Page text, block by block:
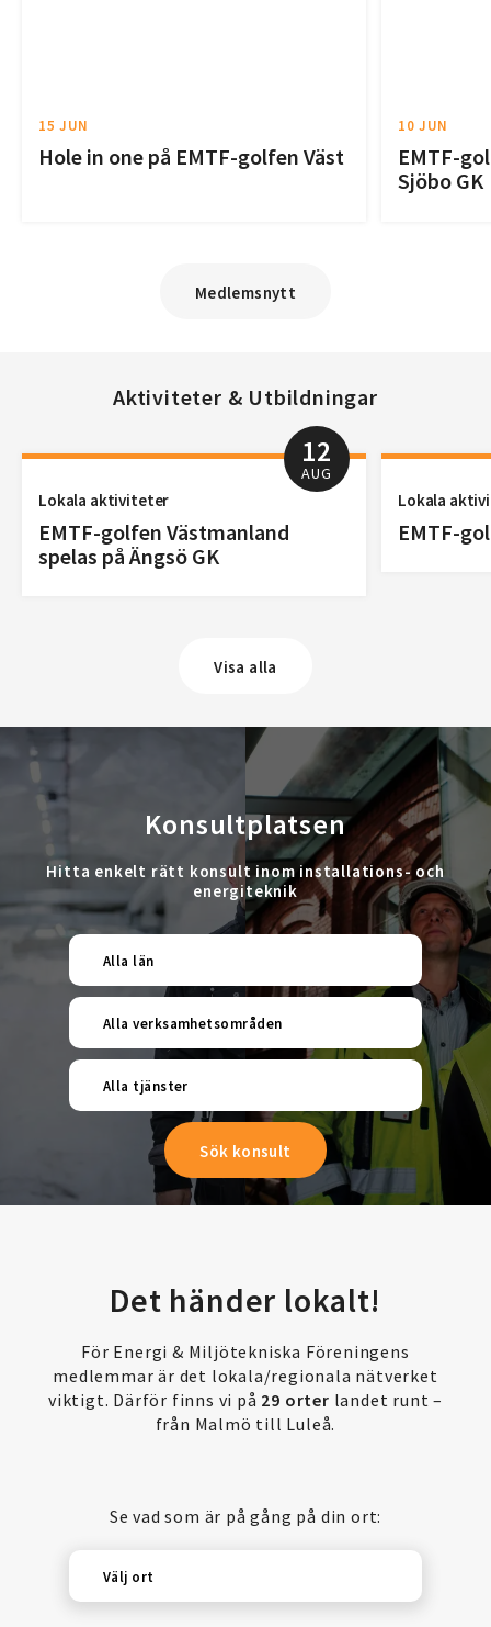
15 JUN
Hole in one på EMTF-golfen Väst
10 JUN
EMTF-
Sjöbo GK
Medlemsnytt
Aktiviteter & Utbildningar
12
AUG
Lokala aktiviteter
EMTF-golfen Västmanland
spelas på Ängsö GK
Lokala
EMTF-
Visa alla
Konsultplatsen
Hitta enkelt rätt konsult inom installations- och
energiteknik
Alla län
Alla verksamhetsområden
Alla tjänster
Det händer lokalt!
För Energi & Miljötekniska Föreningens
medlemmar är det lokala/regionala nätverket
viktigt. Därför finns vi på 29 orter landet runt –
från Malmö till Luleå.
Se vad som är på gång på din ort:
Välj ort